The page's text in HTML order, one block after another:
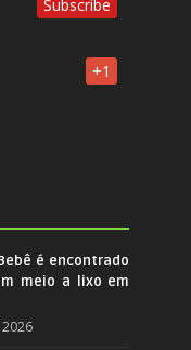
Subscribe
+1
é encontrado
meio a lixo em